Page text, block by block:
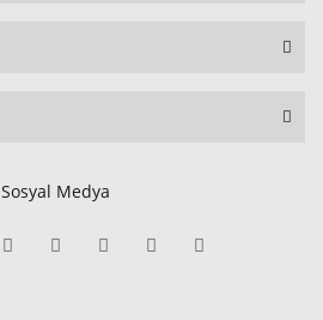
Sosyal Medya